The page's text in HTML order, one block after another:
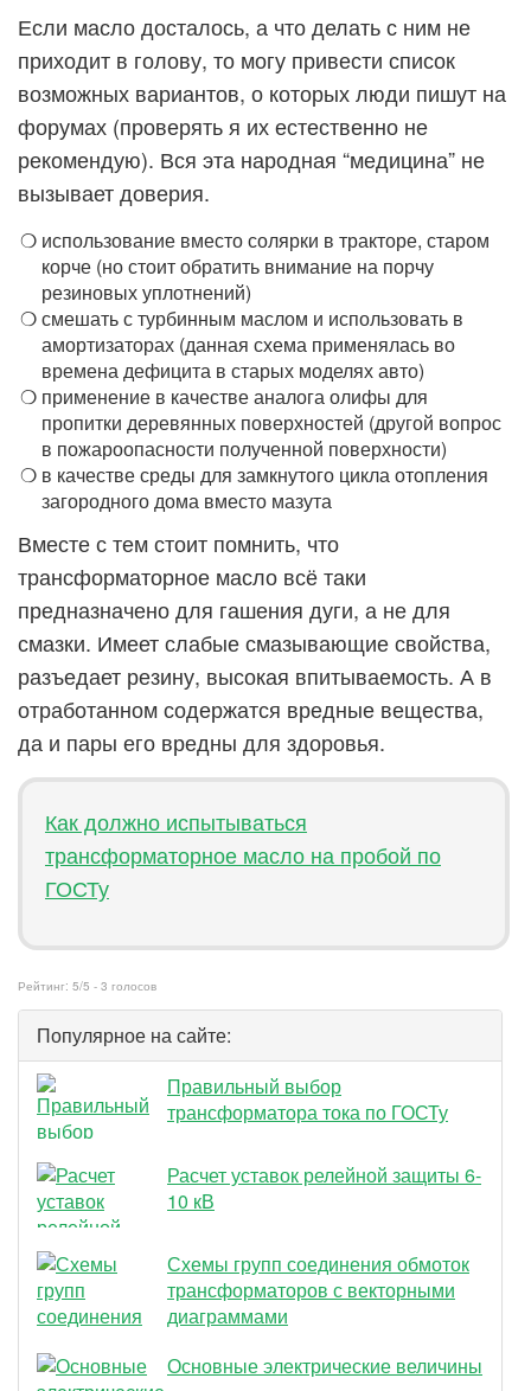
Если масло досталось, а что делать с ним не
приходит в голову, то могу привести список
возможных вариантов, о которых люди пишут на
форумах (проверять я их естественно не
рекомендую). Вся эта народная “медицина” не
вызывает доверия.
использование вместо солярки в тракторе, старом
корче (но стоит обратить внимание на порчу
резиновых уплотнений)
смешать с турбинным маслом и использовать в
амортизаторах (данная схема применялась во
времена дефицита в старых моделях авто)
применение в качестве аналога олифы для
пропитки деревянных поверхностей (другой вопрос
в пожароопасности полученной поверхности)
в качестве среды для замкнутого цикла отопления
загородного дома вместо мазута
Вместе с тем стоит помнить, что
трансформаторное масло всё таки
предназначено для гашения дуги, а не для
смазки. Имеет слабые смазывающие свойства,
разъедает резину, высокая впитываемость. А в
отработанном содержатся вредные вещества,
да и пары его вредны для здоровья.
Как должно испытываться
трансформаторное масло на пробой по
ГОСТу
Рейтинг: 5/5 - 3 голосов
Популярное на сайте:
Правильный выбор
трансформатора тока по ГОСТу
Расчет уставок релейной защиты 6-
10 кВ
Схемы групп соединения обмоток
трансформаторов с векторными
диаграммами
Основные электрические величины